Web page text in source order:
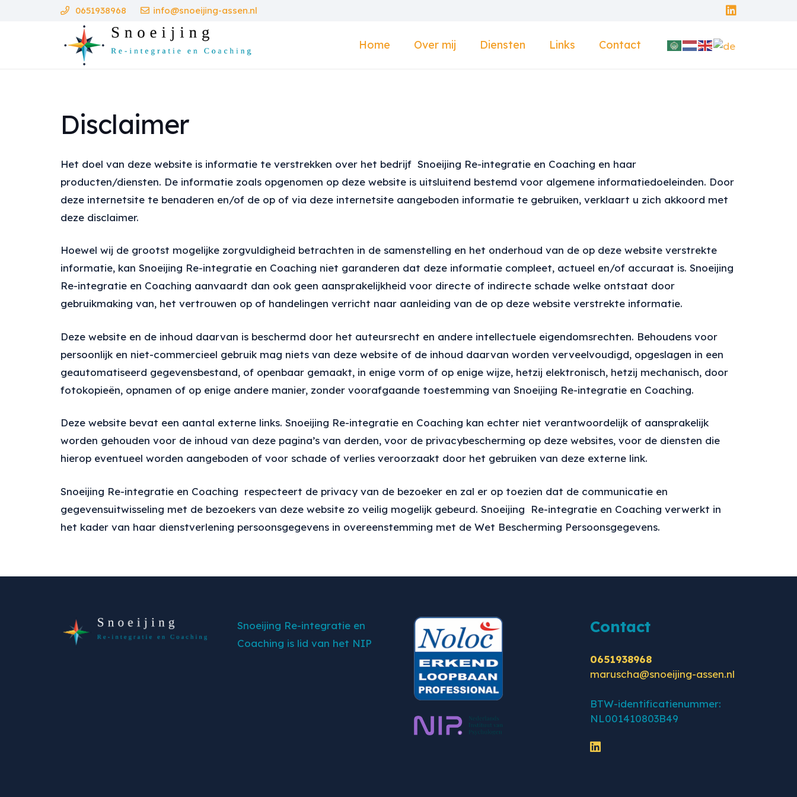
0651938968 info@snoeijing-assen.nl
Home Over mij Diensten Links Contact
Disclaimer
Het doel van deze website is informatie te verstrekken over het bedrijf Snoeijing Re-integratie en Coaching en haar
producten/diensten. De informatie zoals opgenomen op deze website is uitsluitend bestemd voor algemene informatiedoeleinden. Door
deze internetsite te benaderen en/of de op of via deze internetsite aangeboden informatie te gebruiken, verklaart u zich akkoord met
deze disclaimer.
Hoewel wij de grootst mogelijke zorgvuldigheid betrachten in de samenstelling en het onderhoud van de op deze website verstrekte
informatie, kan Snoeijing Re-integratie en Coaching niet garanderen dat deze informatie compleet, actueel en/of accuraat is. Snoeijing
Re-integratie en Coaching aanvaardt dan ook geen aansprakelijkheid voor directe of indirecte schade welke ontstaat door
gebruikmaking van, het vertrouwen op of handelingen verricht naar aanleiding van de op deze website verstrekte informatie.
Deze website en de inhoud daarvan is beschermd door het auteursrecht en andere intellectuele eigendomsrechten. Behoudens voor
persoonlijk en niet-commercieel gebruik mag niets van deze website of de inhoud daarvan worden verveelvoudigd, opgeslagen in een
geautomatiseerd gegevensbestand, of openbaar gemaakt, in enige vorm of op enige wijze, hetzij elektronisch, hetzij mechanisch, door
fotokopieën, opnamen of op enige andere manier, zonder voorafgaande toestemming van Snoeijing Re-integratie en Coaching.
Deze website bevat een aantal externe links. Snoeijing Re-integratie en Coaching kan echter niet verantwoordelijk of aansprakelijk
worden gehouden voor de inhoud van deze pagina’s van derden, voor de privacybescherming op deze websites, voor de diensten die
hierop eventueel worden aangeboden of voor schade of verlies veroorzaakt door het gebruiken van deze externe link.
Snoeijing Re-integratie en Coaching respecteert de privacy van de bezoeker en zal er op toezien dat de communicatie en
gegevensuitwisseling met de bezoekers van deze website zo veilig mogelijk gebeurd. Snoeijing Re-integratie en Coaching verwerkt in
het kader van haar dienstverlening persoonsgegevens in overeenstemming met de Wet Bescherming Persoonsgegevens.
Snoeijing Re-integratie en
Coaching is lid van het NIP
Contact
0651938968
maruscha@snoeijing-assen.nl
BTW-identificatienummer:
NL001410803B49